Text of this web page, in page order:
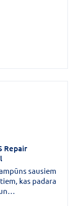
Repair
sausiem
kas padara